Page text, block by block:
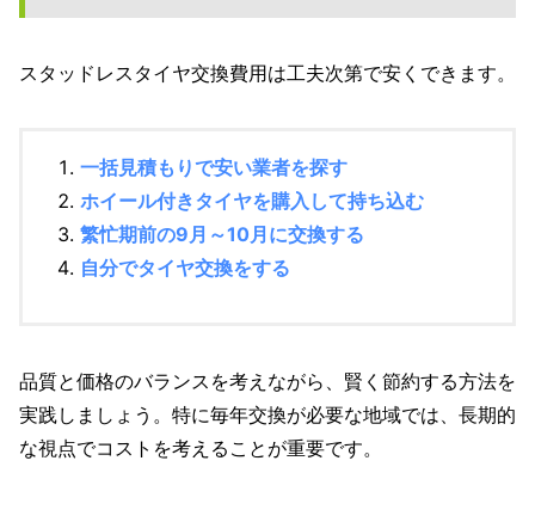
スタッドレスタイヤ交換費用は工夫次第で安くできます。
一括見積もりで安い業者を探す
ホイール付きタイヤを購入して持ち込む
繁忙期前の9月～10月に交換する
自分でタイヤ交換をする
品質と価格のバランスを考えながら、賢く節約する方法を
実践しましょう。特に毎年交換が必要な地域では、長期的
な視点でコストを考えることが重要です。